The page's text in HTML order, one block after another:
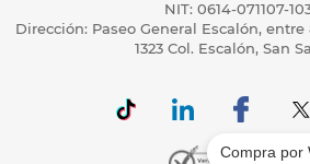
NIT: 0614-071107-
Dirección: Paseo General Escalón,
1323 Col. Escalón, San
Compra por